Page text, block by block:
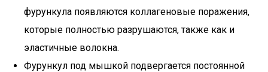
фурункула появляются коллагеновые поражения,
которые полностью разрушаются, также как и
эластичные волокна.
Фурункул под мышкой подвергается постоянной